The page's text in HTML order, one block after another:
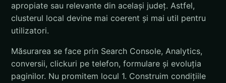
apropiate sau relevante din același județ. Astfel,
clusterul local devine mai coerent și mai util pentru
utilizatori.
Măsurarea se face prin Search Console, Analytics,
conversii, clickuri pe telefon, formulare și evoluția
paginilor. Nu promitem locul 1. Construim condițiile